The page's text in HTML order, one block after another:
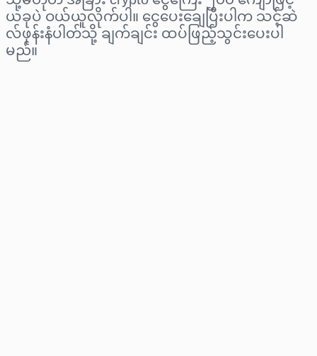
ယခုပဲ ဝယ်ယူလိုက်ပါ။ ငွေပေးချေပြီးပါက သင့်ဆဲ
လ်ဖုန်းနံပါတ်သို့ ချက်ချင်း ထပ်ဖြည့်သွင်းပေးပါ
မည်။